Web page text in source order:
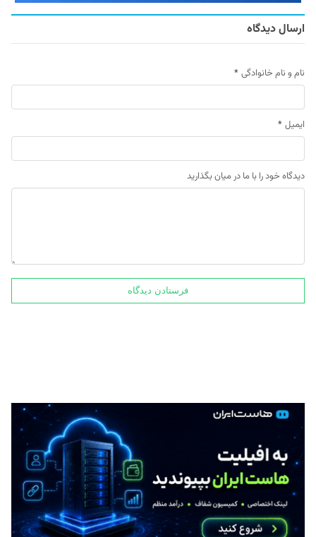
ارسال دیدگاه
نام و نام خانوادگی *
ایمیل *
دیدگاه خود را با ما در میان بگذارید